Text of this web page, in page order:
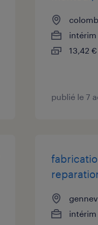
intérim
13,42
publié le 7
intérim